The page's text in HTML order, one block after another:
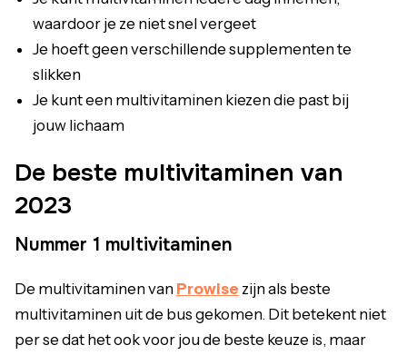
waardoor je ze niet snel vergeet
Je hoeft geen verschillende supplementen te
slikken
Je kunt een multivitaminen kiezen die past bij
jouw lichaam
De beste multivitaminen van
2023
Nummer 1 multivitaminen
De multivitaminen van Prowise zijn als beste
multivitaminen uit de bus gekomen. Dit betekent niet
per se dat het ook voor jou de beste keuze is, maar